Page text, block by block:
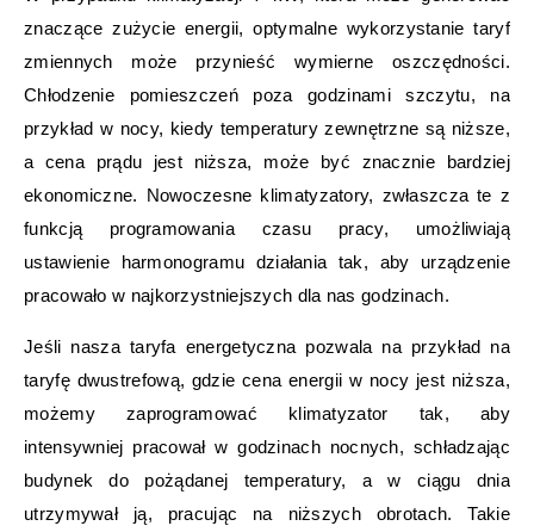
znaczące zużycie energii, optymalne wykorzystanie taryf
zmiennych może przynieść wymierne oszczędności.
Chłodzenie pomieszczeń poza godzinami szczytu, na
przykład w nocy, kiedy temperatury zewnętrzne są niższe,
a cena prądu jest niższa, może być znacznie bardziej
ekonomiczne. Nowoczesne klimatyzatory, zwłaszcza te z
funkcją programowania czasu pracy, umożliwiają
ustawienie harmonogramu działania tak, aby urządzenie
pracowało w najkorzystniejszych dla nas godzinach.
Jeśli nasza taryfa energetyczna pozwala na przykład na
taryfę dwustrefową, gdzie cena energii w nocy jest niższa,
możemy zaprogramować klimatyzator tak, aby
intensywniej pracował w godzinach nocnych, schładzając
budynek do pożądanej temperatury, a w ciągu dnia
utrzymywał ją, pracując na niższych obrotach. Takie